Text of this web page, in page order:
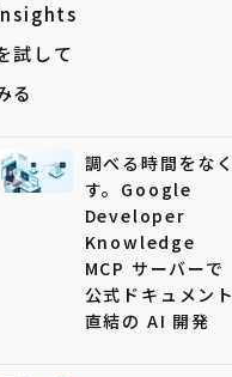
調べる時間をなく
す。Google
Developer
Knowledge
MCP サーバーで
公式ドキュメント
直結の AI 開発